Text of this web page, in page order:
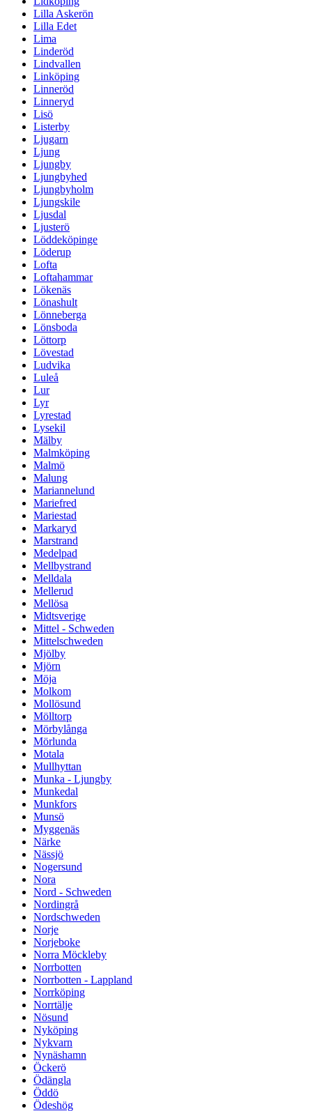
Lilla Askerön
Lilla Edet
Lima
Linderöd
Lindvallen
Linköping
Linneröd
Linneryd
Lisö
Listerby
Ljugarn
Ljung
Ljungby
Ljungbyhed
Ljungbyholm
Ljungskile
Ljusdal
Ljusterö
Löddeköpinge
Löderup
Lofta
Loftahammar
Lökenäs
Lönashult
Lönneberga
Lönsboda
Löttorp
Lövestad
Ludvika
Luleå
Lur
Lyr
Lyrestad
Lysekil
Mälby
Malmköping
Malmö
Malung
Mariannelund
Mariefred
Mariestad
Markaryd
Marstrand
Medelpad
Mellbystrand
Melldala
Mellerud
Mellösa
Midtsverige
Mittel - Schweden
Mittelschweden
Mjölby
Mjörn
Möja
Molkom
Mollösund
Mölltorp
Mörbylånga
Mörlunda
Motala
Mullhyttan
Munka - Ljungby
Munkedal
Munkfors
Munsö
Myggenäs
Närke
Nässjö
Nogersund
Nora
Nord - Schweden
Nordingrå
Nordschweden
Norje
Norjeboke
Norra Möckleby
Norrbotten
Norrbotten - Lappland
Norrköping
Norrtälje
Nösund
Nyköping
Nykvarn
Nynäshamn
Öckerö
Ödängla
Öddö
Ödeshög